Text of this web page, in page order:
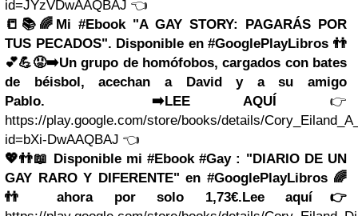
id=JYzVDwAAQBAJ 👈
📒📚🌈Mi #Ebook "A GAY STORY: PAGARÁS POR
TUS PECADOS". Disponible en #GooglePlayLibros 👬
💕💪😡➡️Un grupo de homófobos, cargados con bates
de béisbol, acechan a David y a su amigo
Pablo. ➡️LEE AQUÍ 👉
https://play.google.com/store/books/details/
id=bXi-DwAAQBAJ 👈
💖👬📖 Disponible mi #Ebook #Gay : "DIARIO DE UN
GAY RARO Y DIFERENTE" en #GooglePlayLibros 🌈
👬 ahora por solo 1,73€.Lee aquí👉